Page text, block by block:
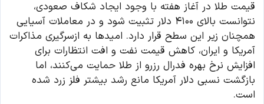
قیمت طلا در آغاز هفته با وجود ایجاد شکاف صعودی،
نتوانست بالای ۴۱۰۰ دلار تثبیت شود و در معاملات آسیایی
همچنان زیر این سطح قرار دارد. امیدها به ازسرگیری مذاکرات
آمریکا و ایران، کاهش قیمت نفت و افت انتظارات برای
افزایش نرخ بهره فدرال رزرو از طلا حمایت می‌کنند، اما
بازگشت نسبی دلار آمریکا مانع رشد بیشتر فلز زرد شده
است.